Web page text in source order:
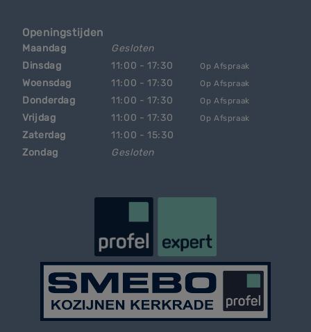
Openingstijden
Maandag
Gesloten
Dinsdag
11:00 - 17:30 Op Afspraak
Woensdag 11:00 - 17:30 Op Afspraak
Donderdag 11:00 - 17:30 Op Afspraak
Vrijdag 11:00 - 17:30 Op Afspraak
Zaterdag
11:00 - 15:30
Zondag
Gesloten